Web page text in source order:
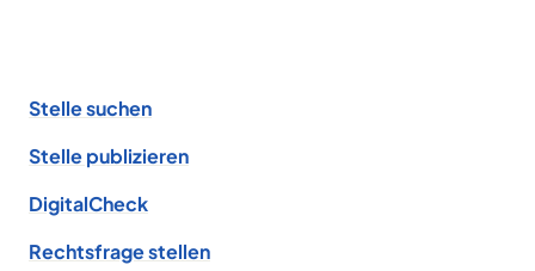
Stelle suchen
Stelle publizieren
DigitalCheck
Rechtsfrage stellen